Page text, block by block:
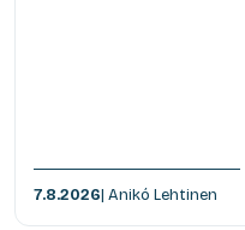
7.8.2026| Anikó Lehtinen